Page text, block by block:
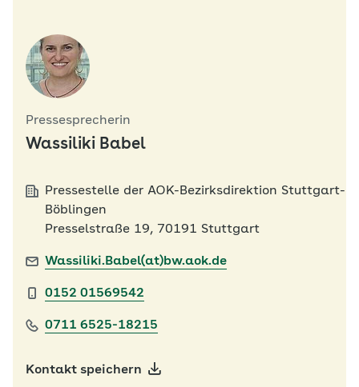
Pressesprecherin
Wassiliki Babel
Pressestelle der AOK-Bezirksdirektion Stuttgart-
Böblingen
Presselstraße 19, 70191 Stuttgart
Wassiliki.Babel(at)bw.aok.de
0152 01569542
0711 6525-18215
Kontakt speichern